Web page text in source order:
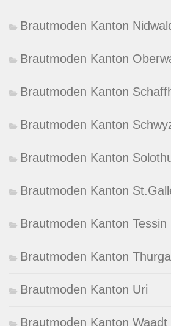
Brautmoden Kanton
Brautmoden Kanton
Brautmoden Kanton
Brautmoden Kanton
Brautmoden Kanton
Brautmoden Kanton
Brautmoden Kanton Tessin
Brautmoden Kanton
Brautmoden Kanton Uri
Brautmoden Kanton Waadt